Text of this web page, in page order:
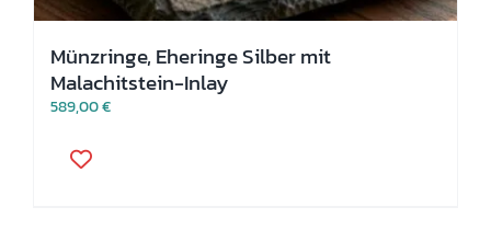
Münzringe, Eheringe Silber mit
Malachitstein-Inlay
589,00€
Produkt